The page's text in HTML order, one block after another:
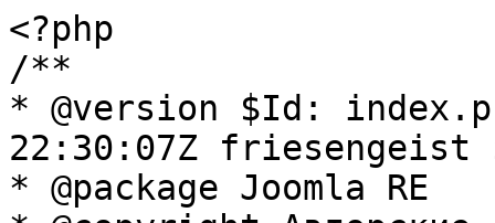
<?php
/**
* @version $Id:
22:30:07Z friesengeist
* @package Joomla RE